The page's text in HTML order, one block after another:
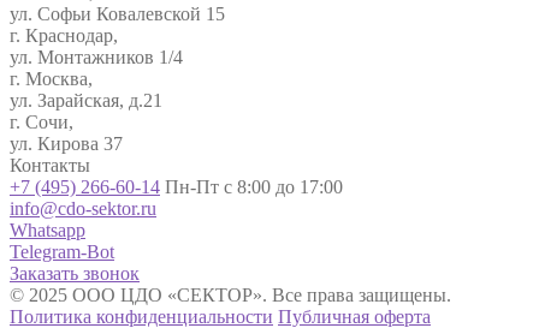
ул. Софьи Ковалевской 15
г. Краснодар,
ул. Монтажников 1/4
г. Москва,
ул. Зарайская, д.21
г. Сочи,
ул. Кирова 37
Контакты
+7 (495) 266-60-14 Пн-Пт с 8:00 до 17:00
info@cdo-sektor.ru
Whatsapp
Telegram-Bot
Заказать звонок
© 2025 ООО ЦДО «СЕКТОР». Все права защищены.
Политика конфиденциальности Публичная оферта